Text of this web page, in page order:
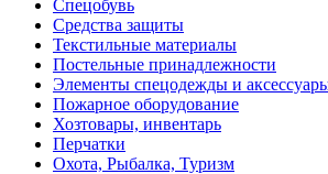
Спецобувь
Средства защиты
Текстильные материалы
Постельные принадлежности
Элементы спецодежды и
Пожарное оборудование
Хозтовары, инвентарь
Перчатки
Охота, Рыбалка, Туризм